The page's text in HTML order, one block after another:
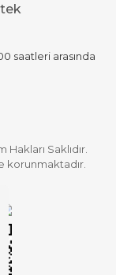
saatleri arasında
Saklıdır.
korunmaktadır.